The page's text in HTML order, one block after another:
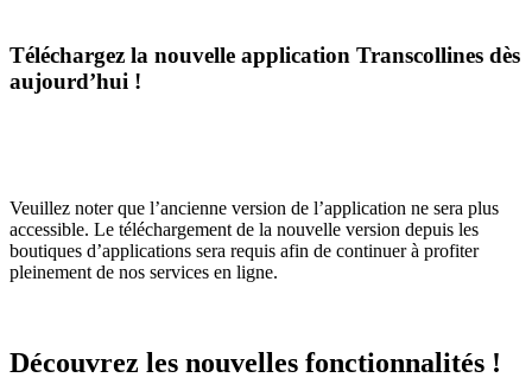
Téléchargez la nouvelle application Transcollines dès
aujourd’hui !
Veuillez noter que l’ancienne version de l’application ne sera plus
accessible. Le téléchargement de la nouvelle version depuis les
boutiques d’applications sera requis afin de continuer à profiter
pleinement de nos services en ligne.
Découvrez les nouvelles fonctionnalités !